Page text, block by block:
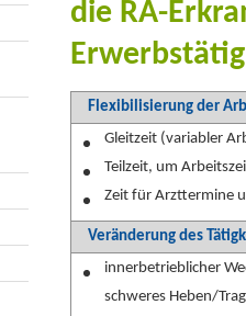
die RA-
Flexibilisierung der
Gleitzeit (variabler
Teilzeit, um
Zeit für Arzttermine
Veränderung des
innerbetrieblicher
schweres Heben/